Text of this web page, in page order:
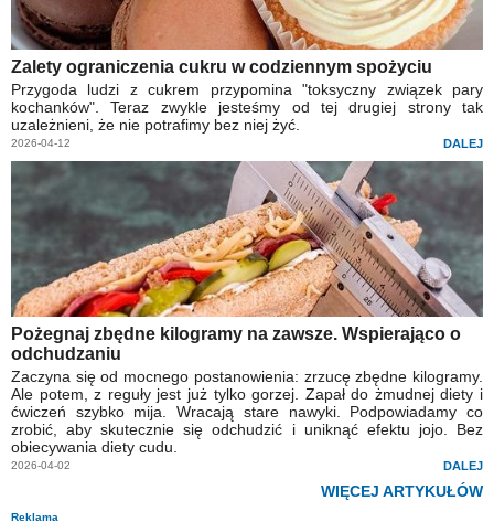
Zalety ograniczenia cukru w codziennym spożyciu
Przygoda ludzi z cukrem przypomina "toksyczny związek pary
kochanków". Teraz zwykle jesteśmy od tej drugiej strony tak
uzależnieni, że nie potrafimy bez niej żyć.
2026-04-12 DALEJ
Pożegnaj zbędne kilogramy na zawsze. Wspierająco o
odchudzaniu
Zaczyna się od mocnego postanowienia: zrzucę zbędne kilogramy.
Ale potem, z reguły jest już tylko gorzej. Zapał do żmudnej diety i
ćwiczeń szybko mija. Wracają stare nawyki. Podpowiadamy co
zrobić, aby skutecznie się odchudzić i uniknąć efektu jojo. Bez
obiecywania diety cudu.
2026-04-02 DALEJ
WIĘCEJ ARTYKUŁÓW
Reklama